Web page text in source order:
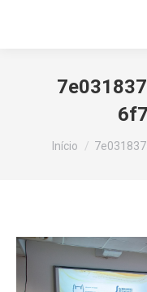
Você está aqui:
Início